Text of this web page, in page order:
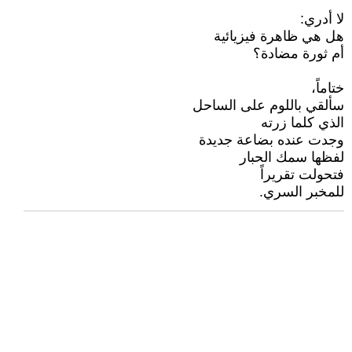
لا أدري:
هل هي ظاهرة فيزيائية
أم ثورة مضادة؟
ختاماً،
سألقي باللوم على الساحل
الذي كلما زرته
وجدت عنده بضاعة جديدة
لفظها سمك الحبار
فتحولت تقريراً
للمخبر السري.